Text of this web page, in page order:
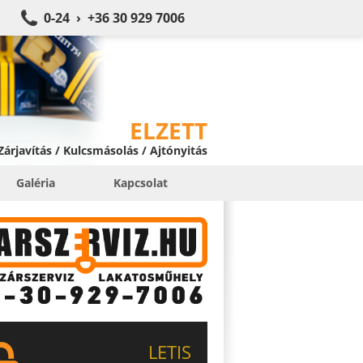
0-24 › +36 30 929 7006
ELZETT
/ Kulcsmásolás / Ajtónyitás
Galéria Kapcsolat
LETIS